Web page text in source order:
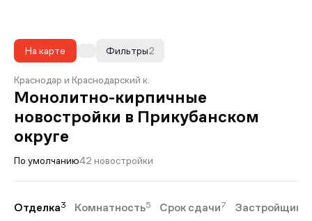
На карте 2
Фильтры
Краснодар и Краснодарский к.
Монолитно-кирпичные
новостройки в Прикубанском
округе
По умолчанию42 новостройки
Отделка3 Комнатность5 Срок сдачи7 Застройщики